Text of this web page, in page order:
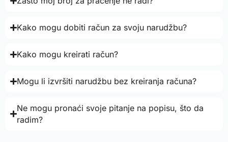
Kako mogu dobiti račun za svoju narudžbu?
Kako mogu kreirati račun?
Mogu li izvršiti narudžbu bez kreiranja računa?
Ne mogu pronaći svoje pitanje na popisu, što da
radim?